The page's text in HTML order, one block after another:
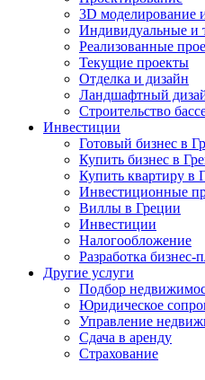
3D моделирование
Индивидуальные и
Реализованные
Текущие проекты
Отделка и дизайн
Ландшафтный
Строительство
Инвестиции
Готовый бизнес в
Купить бизнес в
Купить квартиру в
Инвестиционные
Виллы в Греции
Инвестиции
Налогообложение
Разработка бизнес-
Другие услуги
Подбор
Юридическое
Управление
Сдача в аренду
Страхование